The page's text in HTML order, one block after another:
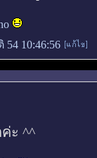
10:46:56
ะ ^^